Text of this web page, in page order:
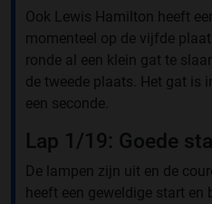
Ook Lewis Hamilton heeft
momenteel op de vijfde
ronde al een klein gat te
de tweede plaats. Het gat is
een seconde.
Lap 1/19: Goede
De lampen zijn uit en de
heeft een geweldige start en